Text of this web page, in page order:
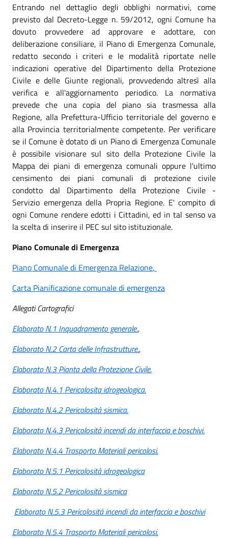
Entrando nel dettaglio degli obblighi normativi, come
previsto dal Decreto-Legge n. 59/2012, ogni Comune ha
dovuto provvedere ad approvare e adottare, con
deliberazione consiliare, il Piano di Emergenza Comunale,
redatto secondo i criteri e le modalità riportate nelle
indicazioni operative del Dipartimento della Protezione
Civile e delle Giunte regionali, provvedendo altresì alla
verifica e all'aggiornamento periodico. La normativa
prevede che una copia del piano sia trasmessa alla
Regione, alla Prefettura-Ufficio territoriale del governo e
alla Provincia territorialmente competente. Per verificare
se il Comune è dotato di un Piano di Emergenza Comunale
è possibile visionare sul sito della Protezione Civile la
Mappa dei piani di emergenza comunali oppure l'ultimo
censimento dei piani comunali di protezione civile
condotto dal Dipartimento della Protezione Civile -
Servizio emergenza della Propria Regione. E' compito di
ogni Comune rendere edotti i Cittadini, ed in tal senso va
la scelta di inserire il PEC sul sito istituzionale.
Piano Comunale di Emergenza
Piano Comunale di Emergenza Relazione,
Carta Pianificazione comunale di emergenza
Allegati Cartografici
Elaborato N.1 Inquadramento generale.,
Elaborato N.2 Carta delle Infrastrutture.,
Elaborato N.3 Pianta della Protezione Civile.
Elaborato N.4.1 Pericolosita idrogeologica.
Elaborato N.4.2 Pericolosità sismica.
Elaborato N.4.3 Pericolosità incendi da interfaccia e boschivi.
Elaborato N.4.4 Trasporto Materiali pericolosi.
Elaborato N.5.1 Pericolosità idrogeologica
Elaborato N.5.2 Pericolosità sismica
Elaborato N.5.3 Pericolosità incendi da interfaccia e boschivi
Elaborato N.5.4 Trasporto Materiali pericolosi.